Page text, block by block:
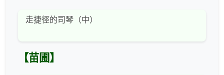
走捷徑的司琴（中）
【苗圃】